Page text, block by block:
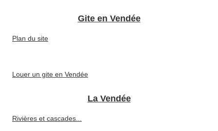
Gite en Vendée
Plan du site
Louer un gite en Vendée
La Vendée
Rivières et cascades...